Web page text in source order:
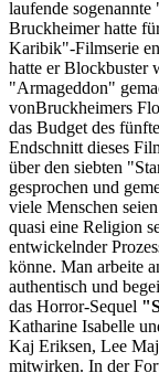
laufende
Bruckheimer hatte
Karibik"-Filmserie
hatte er
"Armageddon"
vonBruckheimers
das Budget des
Endschnitt dieses
über den siebten
gesprochen und
viele Menschen
quasi eine Religion
entwickelnder
könne. Man arbeite
authentisch und
das Horror-Sequel
Katharine Isabelle
Kaj Eriksen, Lee
mitwirken. In der